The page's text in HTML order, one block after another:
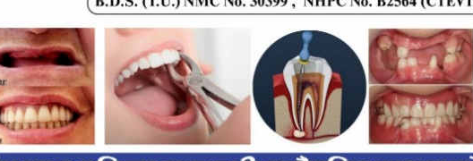
तामाङ्ग र प्रदेश सभा थापाले लालझाडीका छ वटै वडामा
गर्नु भएको हो । एमाले क्षेत्र १(क) प्रदेश सभा सदस्यका
आफ्नो पक्षमा रहेको र यस क्षेत्रको समग्र बिकासका लागि
गर्न पछि नहट्ने बताए ।